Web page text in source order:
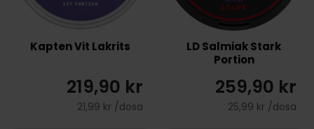
Kapten Vit Lakrits
219,90 kr
21,99 kr /dosa
LD Salmiak Stark
Portion
259,90 kr
25,99 kr /dosa